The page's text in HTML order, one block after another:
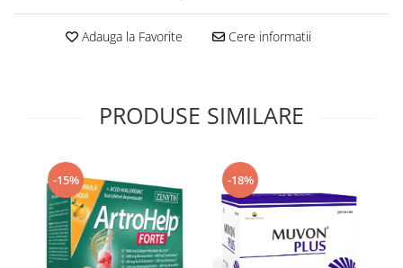
Tincturi si Gemoderivate
Tuse gat si respiratie
Adauga la Favorite Cere informatii
PRODUSE SIMILARE
-15% -18%